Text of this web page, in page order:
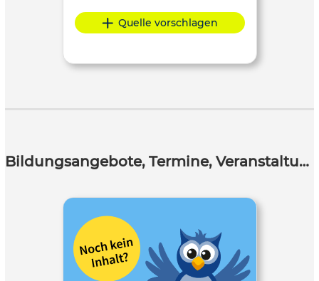
Quelle vorschlagen
Bildungsangebote, Termine, Veranstaltungen